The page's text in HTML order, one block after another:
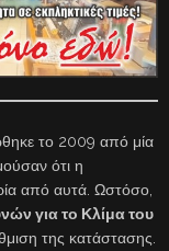
το 2009 από μία
ότι η
από αυτά. Ωστόσο,
για το Κλίμα του
της κατάστασης.